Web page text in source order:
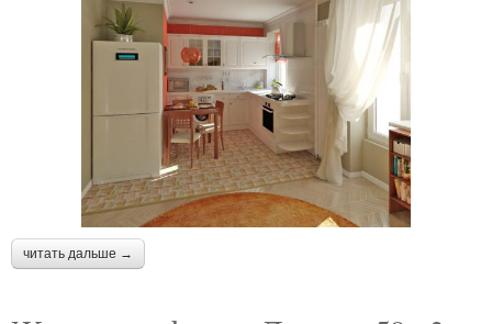
читать дальше →